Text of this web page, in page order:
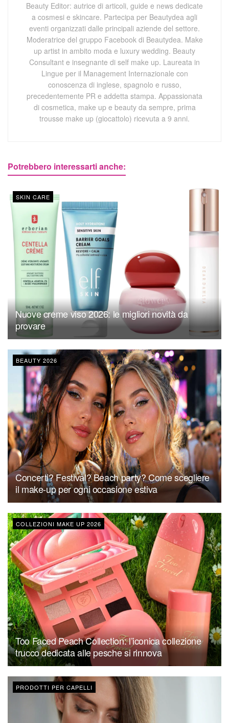
Beauty Editor: autrice di articoli, guide e news dedicate
a cosmesi e skincare. Partecipa per Beautydea agli
eventi organizzati dalle principali aziende del settore.
Moderatrice del gruppo Facebook di Beautydea. Make
up artist in ambito moda e luxury wedding. Beauty
Consultant e insegnante di self make up. Laureata in
Lingue per il Management Internazionale con
conoscenza di inglese, spagnolo e russo,
precedentemente PR e addetta stampa. Appassionata
di cosmetica, make up e beauty da sempre, prima
trousse make up (giocattolo) ricevuta a 9 anni.
Potrebbero interessarti anche:
SKIN CARE
Nuove creme viso 2026: le migliori novità da
provare
BEAUTY 2026
Concerti? Festival? Beach party? Come scegliere
il make-up per ogni occasione estiva
COLLEZIONI MAKE UP 2026
Too Faced Peach Collection: l’iconica collezione
trucco dedicata alle pesche si rinnova
PRODOTTI PER CAPELLI